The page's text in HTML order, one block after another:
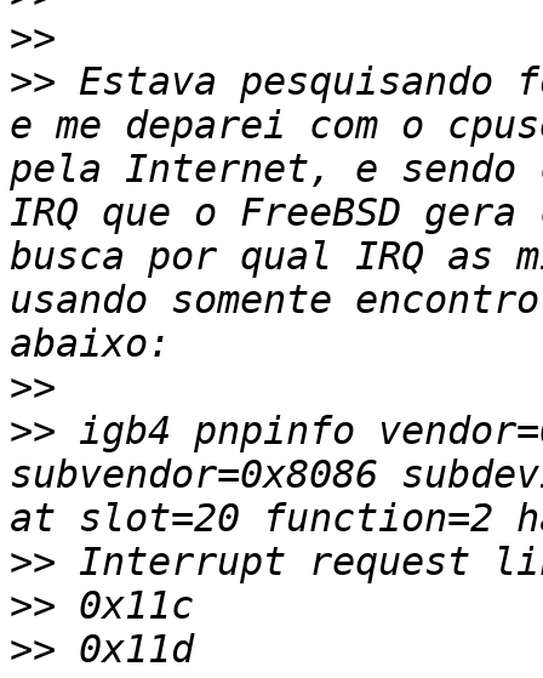
>>
>> Estava
e me deparei com o
pela Internet, e sendo
IRQ que o FreeBSD
busca por qual IRQ as
usando somente
>>
>> igb4 pnpinfo
subvendor=0x8086
>>
>>
>>